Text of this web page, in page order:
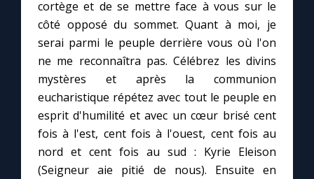
cortège et de se mettre face à vous sur le
côté opposé du sommet. Quant à moi, je
serai parmi le peuple derrière vous où l'on
ne me reconnaîtra pas. Célébrez les divins
mystères et après la communion
eucharistique répétez avec tout le peuple en
esprit d'humilité et avec un cœur brisé cent
fois à l'est, cent fois à l'ouest, cent fois au
nord et cent fois au sud : Kyrie Eleison
(Seigneur aie pitié de nous). Ensuite en